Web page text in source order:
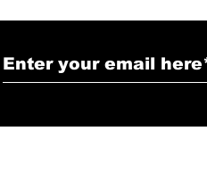
सहयोग, सॉफ्टवेयर टेक्नोलॉजी पार्क्स
ऑफ इंडिया के साथ हुआ करार